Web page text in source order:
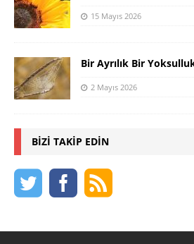
15 Mayıs 2026
Bir Ayrılık Bir
2 Mayıs 2026
BIZI TAKIP EDIN